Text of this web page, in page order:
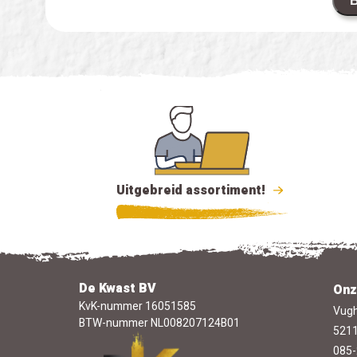
Uitgebreid assortiment!
De Kwast BV
KvK-nummer 16051585
BTW-nummer NL008207124B01